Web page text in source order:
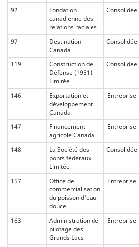
92
Fondation
canadienne des
relations raciales
Consolidée
97
Destination
Canada
Consolidée
119
Construction de
Défense (1951)
Limitée
Consolidée
146
Exportation et
développement
Canada
Entreprise
147
Financement
agricole Canada
Entreprise
148
La Société des
ponts fédéraux
Limitée
Consolidée
157
Office de
commercialisation
du poisson d'eau
douce
Entreprise
163
Administration de
pilotage des
Grands Lacs
Entreprise